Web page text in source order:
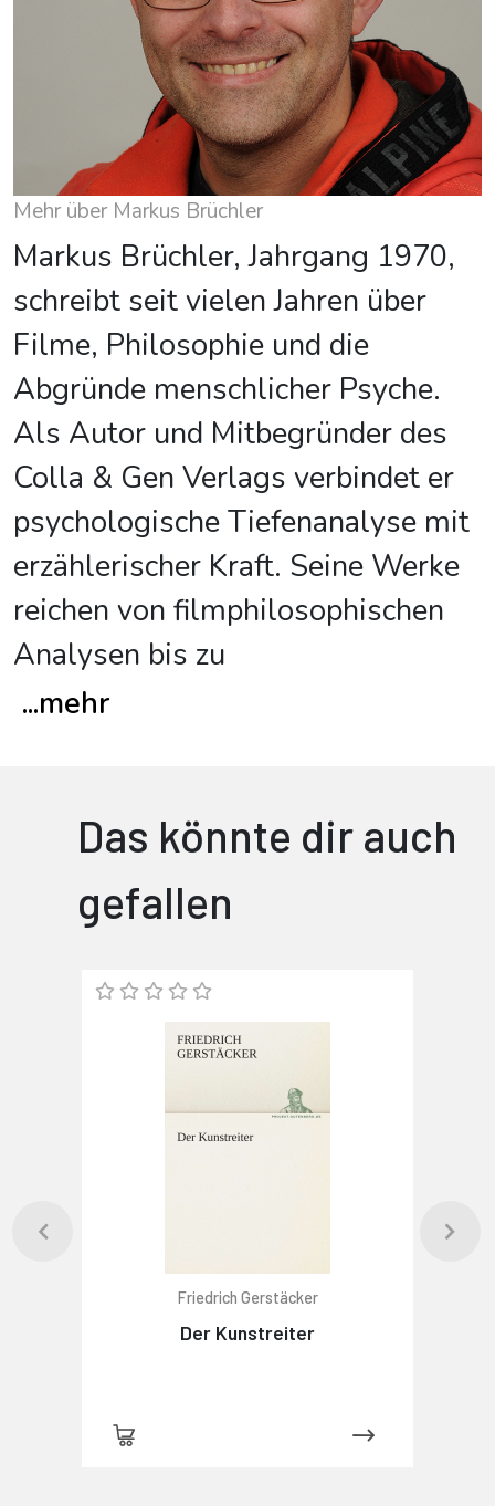
Mehr über Markus Brüchler
Markus Brüchler, Jahrgang 1970,
schreibt seit vielen Jahren über
Filme, Philosophie und die
Abgründe menschlicher Psyche.
Als Autor und Mitbegründer des
Colla & Gen Verlags verbindet er
psychologische Tiefenanalyse mit
erzählerischer Kraft. Seine Werke
reichen von filmphilosophischen
Analysen bis zu
...mehr
Das könnte dir auch
gefallen
Friedrich Gerstäcker
Der Kunstreiter